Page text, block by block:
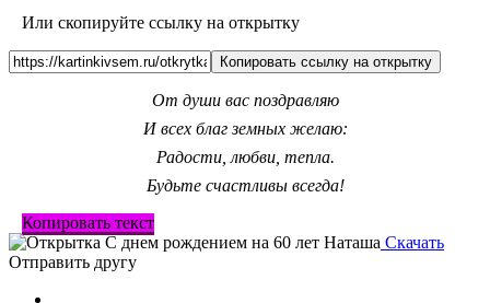
Или скопируйте ссылку на открытку
Копировать ссылку на открытку
От души вас поздравляю
И всех благ земных желаю:
Радости, любви, тепла.
Будьте счастливы всегда!
Копировать текст
Скачать
Отправить другу